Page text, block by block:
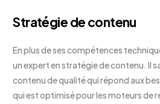
Stratégie de contenu
En plus de ses compétences
un expert en stratégie de contenu. Il
contenu de qualité qui répond aux
qui est optimisé pour les moteurs de